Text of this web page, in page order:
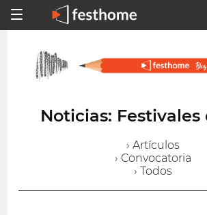
Noticias: Festivales
› Artículos
› Convocatoria
› Todos